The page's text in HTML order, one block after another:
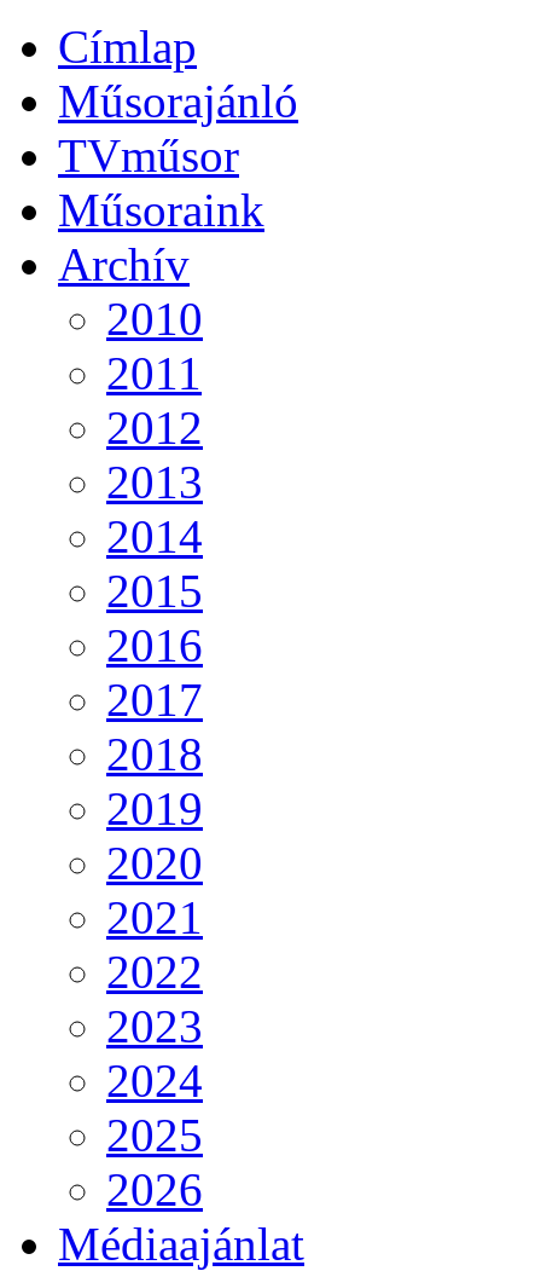
Címlap
Műsorajánló
TVműsor
Műsoraink
Archív
2010
2011
2012
2013
2014
2015
2016
2017
2018
2019
2020
2021
2022
2023
2024
2025
2026
Médiaajánlat